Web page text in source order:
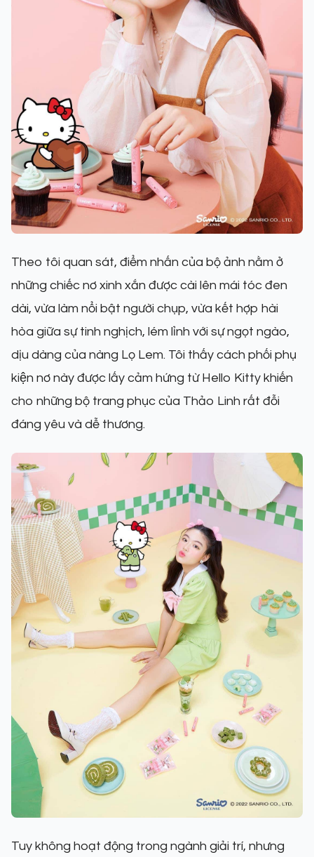
Theo tôi quan sát, điểm nhấn của bộ ảnh nằm ở
những chiếc nơ xinh xắn được cài lên mái tóc đen
dài, vừa làm nổi bật người chụp, vừa kết hợp hài
hòa giữa sự tinh nghịch, lém lỉnh với sự ngọt ngào,
dịu dàng của nàng Lọ Lem. Tôi thấy cách phối phụ
kiện nơ này được lấy cảm hứng từ Hello Kitty khiến
cho những bộ trang phục của Thảo Linh rất đỗi
đáng yêu và dễ thương.
Tuy không hoạt động trong ngành giải trí, nhưng